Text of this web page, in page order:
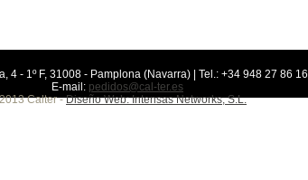
4 - 1º F, 31008 - Pamplona (Navarra) | Tel.: +34 948 27 86 16 |
E-mail: pedidos@cal-ter.es
Calter -Diseño Web: Intensas Networks, S.L.